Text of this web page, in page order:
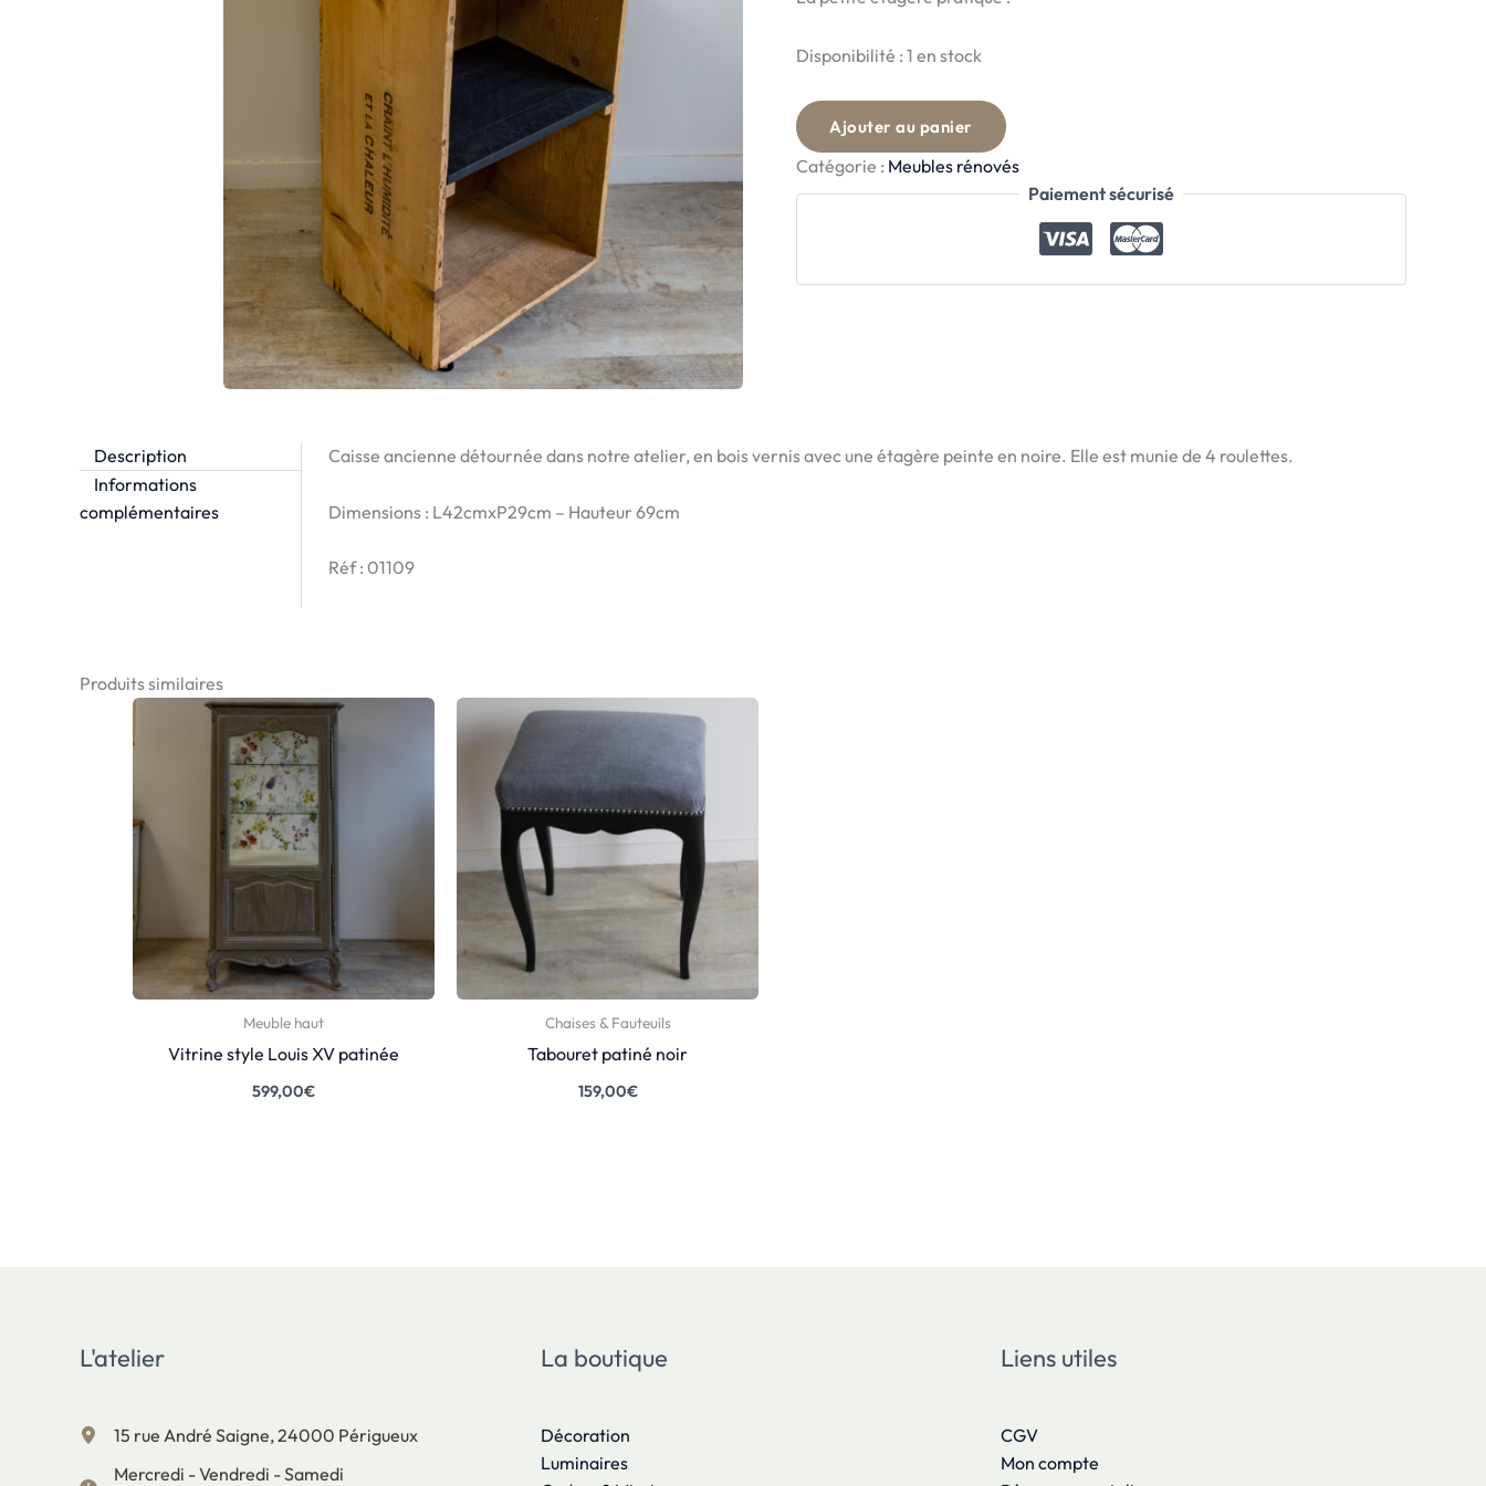
Disponibilité : 1 en stock
Ajouter au panier
Catégorie : Meubles rénovés
Paiement sécurisé
Description
Informations
complémentaires
Caisse ancienne détournée dans notre atelier, en bois vernis avec une étagère peinte en noire. Elle est munie de 4 roulettes.
Dimensions : L42cmxP29cm – Hauteur 69cm
Réf : 01109
Produits similaires
Meuble haut
Vitrine style Louis XV patinée
599,00€
Chaises & Fauteuils
Tabouret patiné noir
159,00€
L'atelier
15 rue André Saigne, 24000 Périgueux
Mercredi - Vendredi - Samedi
La boutique
Décoration
Luminaires
Liens utiles
CGV
Mon compte